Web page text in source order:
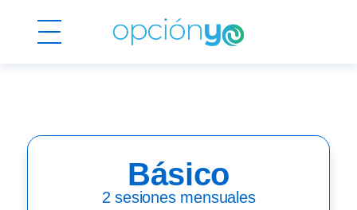
Básico
2 sesiones mensuales